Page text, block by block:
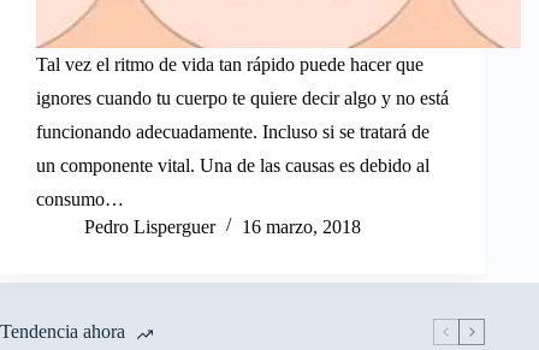
Tal vez el ritmo de vida tan rápido puede hacer que
ignores cuando tu cuerpo te quiere decir algo y no está
funcionando adecuadamente. Incluso si se tratará de
un componente vital. Una de las causas es debido al
consumo…
Pedro Lisperguer
16 marzo, 2018
Tendencia ahora